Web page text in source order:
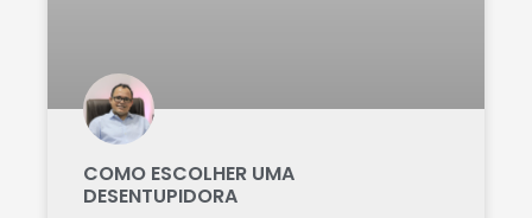
COMO ESCOLHER UMA
DESENTUPIDORA